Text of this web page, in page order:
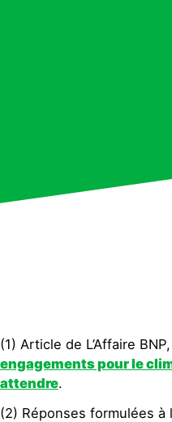
(1) Article de L’Affaire BNP,
engagements pour le
attendre.
(2) Réponses formulées à